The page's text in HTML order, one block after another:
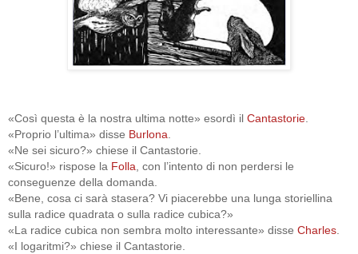
«Così questa è la nostra ultima notte» esordì il Cantastorie
«Proprio l’ultima» disse Burlona
«Ne sei sicuro?» chiese il Cantastorie.
«Sicuro!» rispose la Folla , con l’intento di non perdersi le
conseguenze della domanda.
«Bene, cosa ci sarà stasera? Vi piacerebbe una lunga storiellina
sulla radice quadrata o sulla radice cubica?»
«La radice cubica non sembra molto interessante» disse Charles
«I logaritmi?» chiese il Cantastorie.